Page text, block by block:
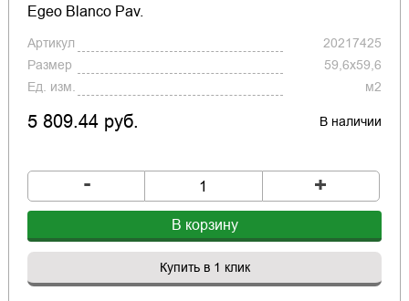
Egeo Blanco Pav.
Артикул
20217425
Размер
59,6x59,6
Ед. изм.
м2
5 809.44 руб. В наличии
- +
В корзину
Купить в 1 клик